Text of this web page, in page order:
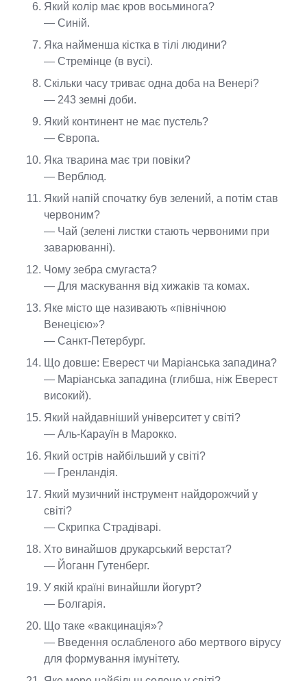
Який колір має кров восьминога?
— Синій.
Яка найменша кістка в тілі людини?
— Стремінце (в вусі).
Скільки часу триває одна доба на Венері?
— 243 земні доби.
Який континент не має пустель?
— Європа.
Яка тварина має три повіки?
— Верблюд.
Який напій спочатку був зелений, а потім став
червоним?
— Чай (зелені листки стають червоними при
заварюванні).
Чому зебра смугаста?
— Для маскування від хижаків та комах.
Яке місто ще називають «північною
Венецією»?
— Санкт-Петербург.
Що довше: Еверест чи Маріанська западина?
— Маріанська западина (глибша, ніж Еверест
високий).
Який найдавніший університет у світі?
— Аль-Карауїн в Марокко.
Який острів найбільший у світі?
— Гренландія.
Який музичний інструмент найдорожчий у
світі?
— Скрипка Страдіварі.
Хто винайшов друкарський верстат?
— Йоганн Гутенберг.
У якій країні винайшли йогурт?
— Болгарія.
Що таке «вакцинація»?
— Введення ослабленого або мертвого вірусу
для формування імунітету.